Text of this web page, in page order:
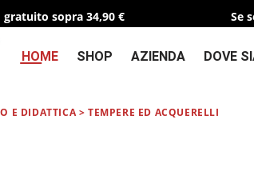
sopra 34,90 € Se
HOME SHOP AZIENDA DOVE
E DIDATTICA > TEMPERE ED ACQUERELLI